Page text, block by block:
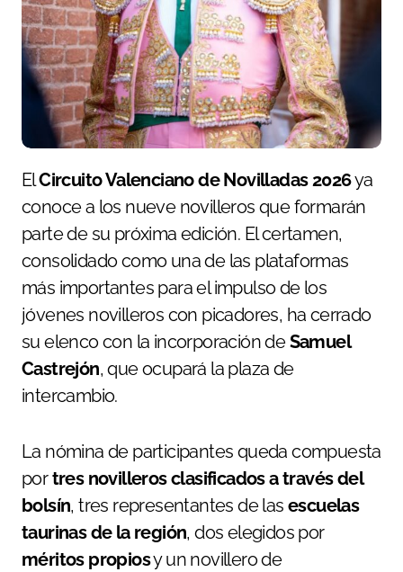
ElCircuito Valenciano de Novilladas 2026ya
conoce a los nueve novilleros que formarán
parte de su próxima edición. El certamen,
consolidado como una de las plataformas
más importantes para el impulso de los
jóvenes novilleros con picadores, ha cerrado
su elenco con la incorporación deSamuel
Castrejón, que ocupará la plaza de
intercambio.
La nómina de participantes queda compuesta
portres novilleros clasificados a través del
bolsín, tres representantes de lasescuelas
taurinas de la región, dos elegidos por
méritos propiosy un novillero de